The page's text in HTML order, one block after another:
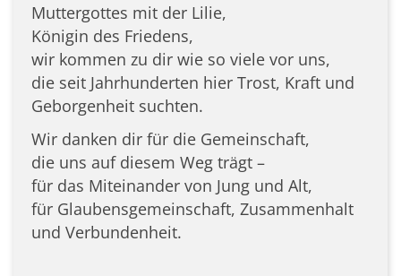
Muttergottes mit der Lilie,
Königin des Friedens,
wir kommen zu dir wie so viele vor uns,
die seit Jahrhunderten hier Trost, Kraft und
Geborgenheit suchten.
Wir danken dir für die Gemeinschaft,
die uns auf diesem Weg trägt –
für das Miteinander von Jung und Alt,
für Glaubensgemeinschaft, Zusammenhalt
und Verbundenheit.